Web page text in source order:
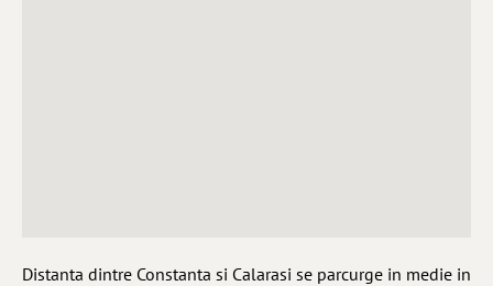
Distanta dintre Constanta si Calarasi se parcurge in medie in